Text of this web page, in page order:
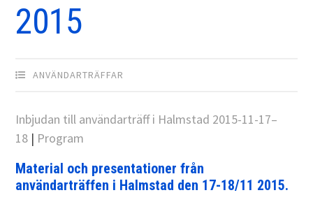
2015
ANVÄNDARTRÄFFAR
Inbjudan till användarträff i Halmstad 2015-11-17–
18 | Program
Material och presentationer från
användarträffen i Halmstad den 17-18/11 2015.